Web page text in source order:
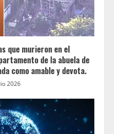
que murieron en el
de la abuela de
como amable y devota.
2026